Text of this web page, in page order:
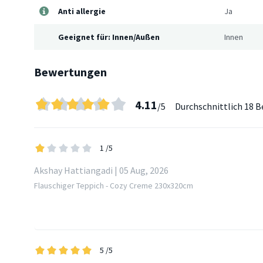
Anti allergie Ja
Geeignet für: Innen/Außen Innen
Bewertungen
4.11/5 Durchschnittlich 18
1 /5
Akshay Hattiangadi | 05 Aug, 2026
Flauschiger Teppich - Cozy Creme 230x320cm
5 /5